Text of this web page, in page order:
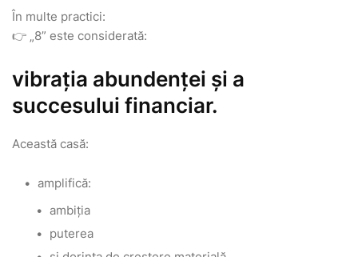
În multe practici:
👉 „8” este considerată:
vibrația abundenței și a
succesului financiar.
Această casă:
amplifică:
ambiția
puterea